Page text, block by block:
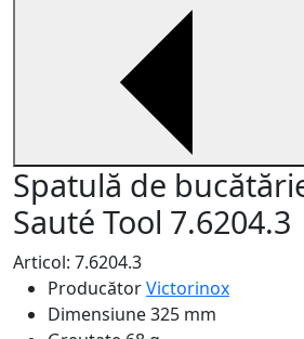
Spatulă de
Sauté Tool 7.6204.3
Articol: 7.6204.3
ProducătorVictorinox
Dimensiune325 mm